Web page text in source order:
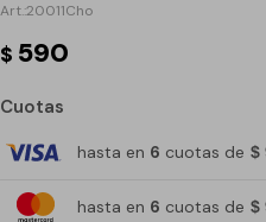
20011Cho
$ 590
Cuotas
hasta en 6 cuotas de $
hasta en 6 cuotas de $